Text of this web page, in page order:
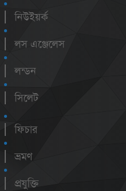
নিউইয়র্ক
লস এঞ্জেলেস
লন্ডন
সিলেট
ফিচার
ভ্রমণ
প্রযুক্তি